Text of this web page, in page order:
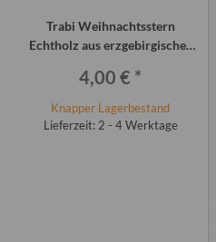
Trabi Weihnachtsstern
Echtholz aus erzgebirgischer
4,00 € *
Knapper Lagerbestand
Lieferzeit: 2 - 4 Werktage